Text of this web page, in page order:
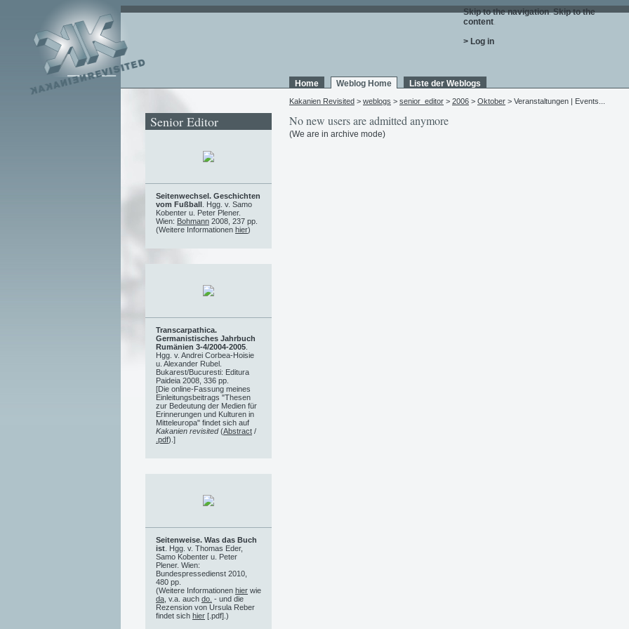
Skip to the navigation. Skip to the
content.
> Log in
Home Weblog Home Liste der Weblogs
Kakanien Revisited > weblogs > senior_editor > 2006 > Oktober > Veranstaltungen | Events...
No new users are admitted anymore
(We are in archive mode)
Senior Editor
Seitenwechsel. Geschichten
vom Fußball . Hgg. v. Samo
Kobenter u. Peter Plener.
Wien: Bohmann 2008, 237 pp.
(Weitere Informationen hier)
Transcarpathica.
Germanistisches Jahrbuch
Rumänien 3-4/2004-2005
Hgg. v. Andrei Corbea-Hoisie
u. Alexander Rubel.
Bukarest/Bucuresti: Editura
Paideia 2008, 336 pp.
[Die online-Fassung meines
Einleitungsbeitrags "Thesen
zur Bedeutung der Medien für
Erinnerungen und Kulturen in
Mitteleuropa" findet sich auf
Kakanien revisited(Abstract /
.pdf).]
Seitenweise. Was das Buch
ist . Hgg. v. Thomas Eder,
Samo Kobenter u. Peter
Plener. Wien:
Bundespressedienst 2010,
480 pp.
(Weitere Informationen hier wie
da , v.a. auch do. - und die
Rezension von Ursula Reber
findet sich hier [.pdf].)